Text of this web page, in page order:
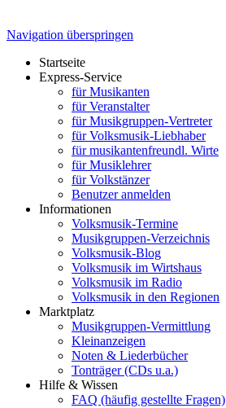
Navigation überspringen
Startseite
Express-Service
für Musikanten
für Veranstalter
für Musikgruppen-Vertreter
für Volksmusik-Liebhaber
für musikantenfreundl. Wirte
für Musiklehrer
für Volkstänzer
Benutzer anmelden
Informationen
Volksmusik-Termine
Musikgruppen-Verzeichnis
Volksmusik-Blog
Volksmusik im Wirtshaus
Volksmusik im Radio
Volksmusik in den Regionen
Marktplatz
Musikgruppen-Vermittlung
Kleinanzeigen
Noten & Liederbücher
Tonträger (CDs u.a.)
Hilfe & Wissen
FAQ (häufig gestellte Fragen)